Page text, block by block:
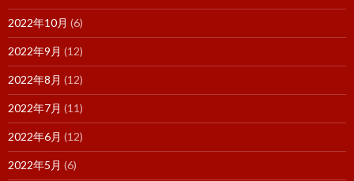
2022年10月 (6)
2022年9月 (12)
2022年8月 (12)
2022年7月 (11)
2022年6月 (12)
2022年5月 (6)